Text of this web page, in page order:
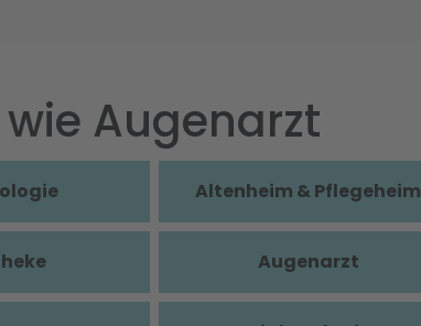
Augenarzt
Altenheim & Pflegeheim
Augenarzt